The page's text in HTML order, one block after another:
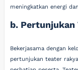
meningkatkan energi
b. Pertunjukan
Bekerjasama dengan
pertunjukan teater